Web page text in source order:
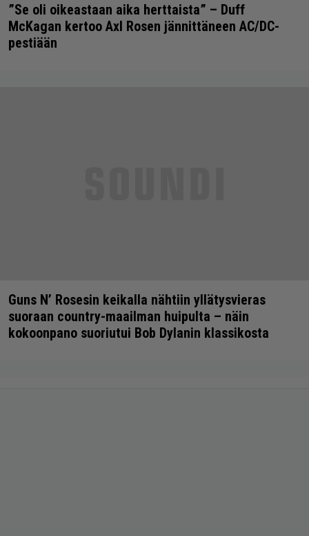
”Se oli oikeastaan aika herttaista” – Duff
McKagan kertoo Axl Rosen jännittäneen AC/DC-
pestiään
Guns N’ Rosesin keikalla nähtiin yllätysvieras
suoraan country-maailman huipulta – näin
kokoonpano suoriutui Bob Dylanin klassikosta